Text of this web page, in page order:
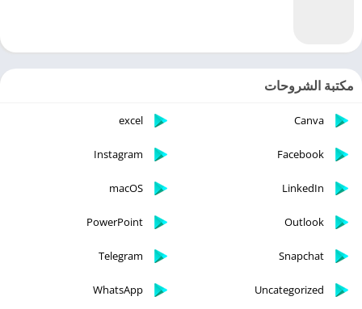
مكتبة الشروحات
Canva
excel
Facebook
Instagram
LinkedIn
macOS
Outlook
PowerPoint
Snapchat
Telegram
Uncategorized
WhatsApp